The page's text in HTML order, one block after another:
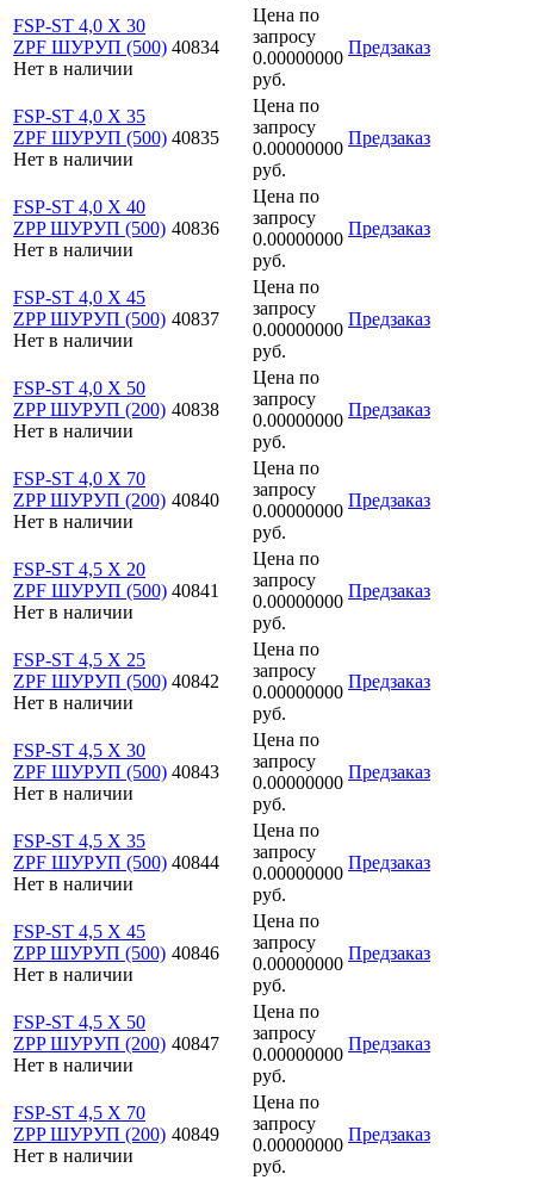
FSP-ST 4,0 X 30
ZPF ШУРУП (500)
Нет в наличии
40834
Цена по
запросу
0.00000000
руб.
Предзаказ
FSP-ST 4,0 X 35
ZPF ШУРУП (500)
Нет в наличии
40835
Цена по
запросу
0.00000000
руб.
Предзаказ
FSP-ST 4,0 X 40
ZPP ШУРУП (500)
Нет в наличии
40836
Цена по
запросу
0.00000000
руб.
Предзаказ
FSP-ST 4,0 X 45
ZPP ШУРУП (500)
Нет в наличии
40837
Цена по
запросу
0.00000000
руб.
Предзаказ
FSP-ST 4,0 X 50
ZPP ШУРУП (200)
Нет в наличии
40838
Цена по
запросу
0.00000000
руб.
Предзаказ
FSP-ST 4,0 X 70
ZPP ШУРУП (200)
Нет в наличии
40840
Цена по
запросу
0.00000000
руб.
Предзаказ
FSP-ST 4,5 X 20
ZPF ШУРУП (500)
Нет в наличии
40841
Цена по
запросу
0.00000000
руб.
Предзаказ
FSP-ST 4,5 X 25
ZPF ШУРУП (500)
Нет в наличии
40842
Цена по
запросу
0.00000000
руб.
Предзаказ
FSP-ST 4,5 X 30
ZPF ШУРУП (500)
Нет в наличии
40843
Цена по
запросу
0.00000000
руб.
Предзаказ
FSP-ST 4,5 X 35
ZPF ШУРУП (500)
Нет в наличии
40844
Цена по
запросу
0.00000000
руб.
Предзаказ
FSP-ST 4,5 X 45
ZPP ШУРУП (500)
Нет в наличии
40846
Цена по
запросу
0.00000000
руб.
Предзаказ
FSP-ST 4,5 X 50
ZPP ШУРУП (200)
Нет в наличии
40847
Цена по
запросу
0.00000000
руб.
Предзаказ
FSP-ST 4,5 X 70
ZPP ШУРУП (200)
Нет в наличии
40849
Цена по
запросу
0.00000000
руб.
Предзаказ